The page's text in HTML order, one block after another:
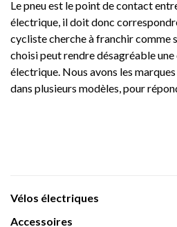
Le pneu est le point de contact
électrique, il doit donc
cycliste cherche à franchir comme
choisi peut rendre désagréable
électrique. Nous avons les marques
dans plusieurs modèles, pour
Vélos électriques
Accessoires